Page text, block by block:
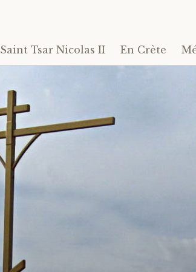
Saint Tsar Nicolas II En Crète